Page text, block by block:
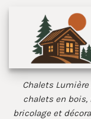
Chalets
chalets en
bricolage et